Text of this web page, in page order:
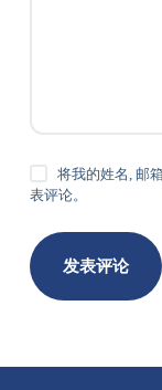
将我的姓名, 邮
表评论。
发表评论